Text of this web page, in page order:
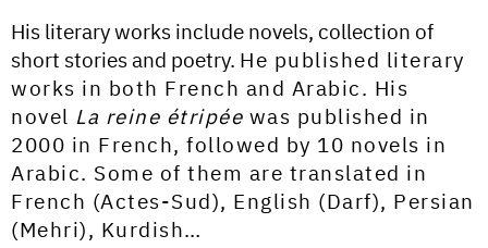
His literary works include novels, collection of
short stories and poetry. He published literary
works in both French and Arabic. His
novel La reine étripée was published in
2000 in French, followed by 10 novels in
Arabic. Some of them are translated in
French (Actes-Sud), English (Darf), Persian
(Mehri), Kurdish…